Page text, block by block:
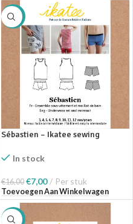
SALE
Sébastien – Ikatee sewing
In stock
€16,00 €7,00 Per stuk
Toevoegen Aan Winkelwagen
SALE